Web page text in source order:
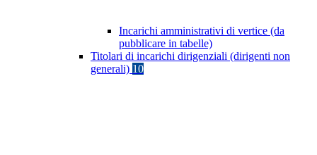
Incarichi amministrativi di vertice (da
pubblicare in tabelle)
Titolari di incarichi dirigenziali (dirigenti non
generali) 10